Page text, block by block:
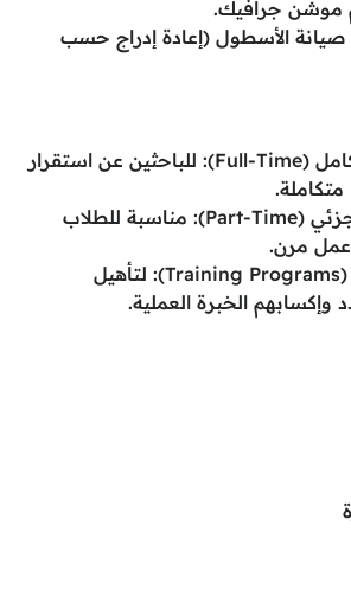
جرافيك.
الأسطول (إعادة إدراج حسب
وظائف دوام كامل (Full-Time): للباحثين عن استقرار
وظائف دوام جزئي (Part-Time): مناسبة للطلاب
عمل مرن.
برامج تدريبية (Training Programs): لتأهيل
وإكسابهم الخبرة العملية.